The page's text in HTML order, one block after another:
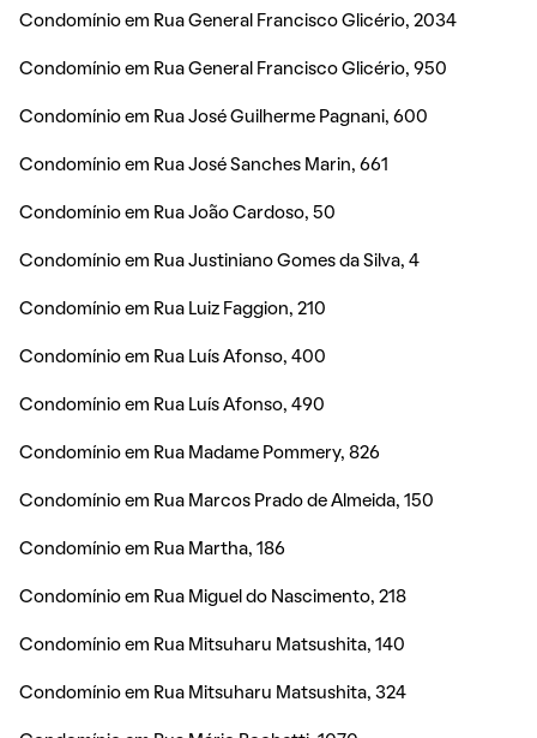
Condomínio em Rua General Francisco Glicério, 2034
Condomínio em Rua General Francisco Glicério, 950
Condomínio em Rua José Guilherme Pagnani, 600
Condomínio em Rua José Sanches Marin, 661
Condomínio em Rua João Cardoso, 50
Condomínio em Rua Justiniano Gomes da Silva, 4
Condomínio em Rua Luiz Faggion, 210
Condomínio em Rua Luís Afonso, 400
Condomínio em Rua Luís Afonso, 490
Condomínio em Rua Madame Pommery, 826
Condomínio em Rua Marcos Prado de Almeida, 150
Condomínio em Rua Martha, 186
Condomínio em Rua Miguel do Nascimento, 218
Condomínio em Rua Mitsuharu Matsushita, 140
Condomínio em Rua Mitsuharu Matsushita, 324